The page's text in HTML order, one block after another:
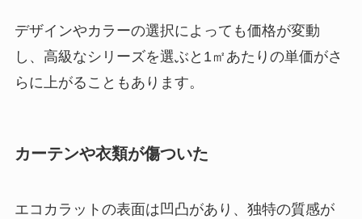
デザインやカラーの選択によっても価格が変動
し、高級なシリーズを選ぶと1㎡あたりの単価がさ
らに上がることもあります。
カーテンや衣類が傷ついた
エコカラットの表面は凹凸があり、独特の質感が